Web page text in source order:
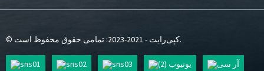
© کپی‌رایت - 2021-2023: تمامی حقوق محفوظ است.